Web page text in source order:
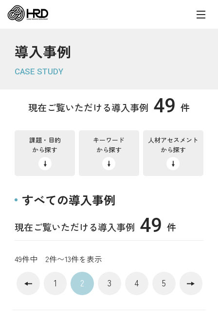
導入事例
CASE STUDY
現在ご覧いただける導入事例 49 件
課題・目的
から探す
キーワード
から探す
人材アセスメント
から探す
すべての導入事例
現在ご覧いただける導入事例 49 件
49件中 2件〜13件を表示
1 2 3 4 5